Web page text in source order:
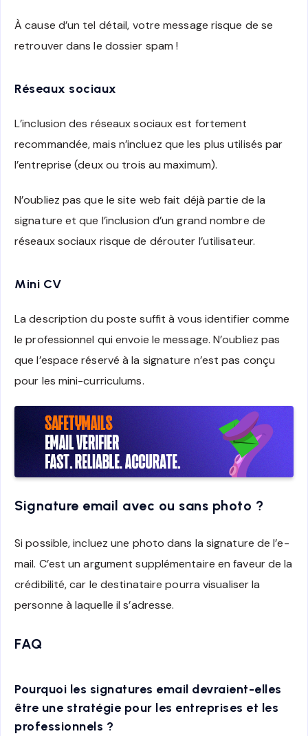
À cause d’un tel détail, votre message risque de se
retrouver dans le dossier spam !
Réseaux sociaux
L’inclusion des réseaux sociaux est fortement
recommandée, mais n’incluez que les plus utilisés par
l’entreprise (deux ou trois au maximum).
N’oubliez pas que le site web fait déjà partie de la
signature et que l’inclusion d’un grand nombre de
réseaux sociaux risque de dérouter l’utilisateur.
Mini CV
La description du poste suffit à vous identifier comme
le professionnel qui envoie le message. N’oubliez pas
que l’espace réservé à la signature n’est pas conçu
pour les mini-curriculums.
Signature email avec ou sans photo ?
Si possible, incluez une photo dans la signature de l’e-
mail. C’est un argument supplémentaire en faveur de la
crédibilité, car le destinataire pourra visualiser la
personne à laquelle il s’adresse.
FAQ
Pourquoi les signatures email devraient-elles
être une stratégie pour les entreprises et les
professionnels ?